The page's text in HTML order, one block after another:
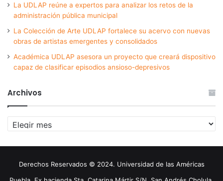
La UDLAP reúne a expertos para analizar los retos de la
administración pública municipal
La Colección de Arte UDLAP fortalece su acervo con nuevas
obras de artistas emergentes y consolidados
Académica UDLAP asesora un proyecto que creará dispositivo
capaz de clasificar episodios ansioso-depresivos
Archivos
Archivos
Derechos Reservados © 2024. Universidad de las Américas